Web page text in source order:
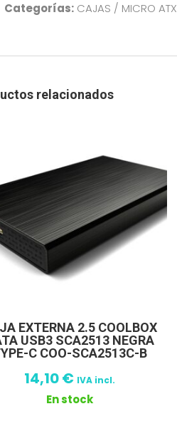
Categorías:CAJAS / MICRO ATX
relacionados
EXTERNA 2.5 COOLBOX
USB3 SCA2513 NEGRA
C COO-SCA2513C-B
14,10€ IVA incl.
En stock